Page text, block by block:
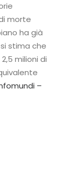
morte
ha già
stima che
milioni di
–